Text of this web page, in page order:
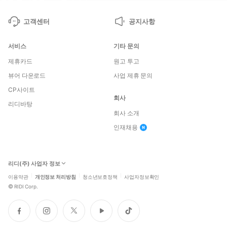
고객센터 공지사항
서비스
제휴카드
뷰어 다운로드
CP사이트
리디바탕
기타 문의
원고 투고
사업 제휴 문의
회사
회사 소개
인재채용
리디(주) 사업자 정보
이용약관 개인정보 처리방침 청소년보호정책 사업자정보확인
© RIDI Corp.
페
이
인
스
트
위
유
튜
틱
톡